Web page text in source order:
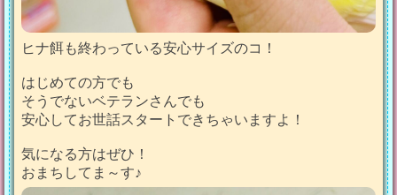
ヒナ餌も終わっている安心サイズのコ！
はじめての方でも
そうでないベテランさんでも
安心してお世話スタートできちゃいますよ！
気になる方はぜひ！
おまちしてま～す♪